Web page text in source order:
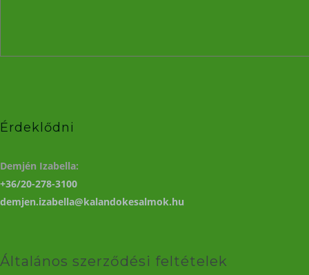
Érdeklődni
Demjén Izabella:
+36/20-278-3100
demjen.izabella@kalandokesalmok.hu
Általános szerződési feltételek